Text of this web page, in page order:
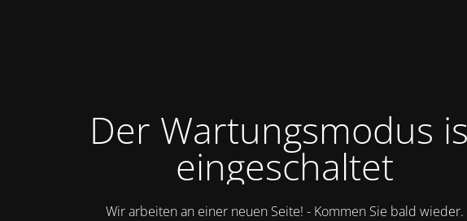
Der Wartungsmodus
eingeschaltet
Wir arbeiten an einer neuen Seite! - Kommen Sie bald wieder.